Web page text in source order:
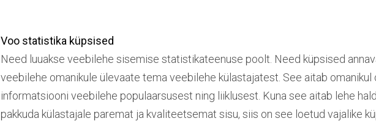
Voo statistika küpsised
Need luuakse veebilehe sisemise statistikateenuse poolt. Need küpsised
veebilehe omanikule ülevaate tema veebilehe külastajatest. See aitab omanikul
informatsiooni veebilehe populaarsusest ning liiklusest. Kuna see aitab lehe
pakkuda külastajale paremat ja kvaliteetsemat sisu, siis on see loetud vajalike